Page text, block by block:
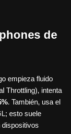
de
empieza fluido
Throttling), intenta
. También, usa el
esto suele